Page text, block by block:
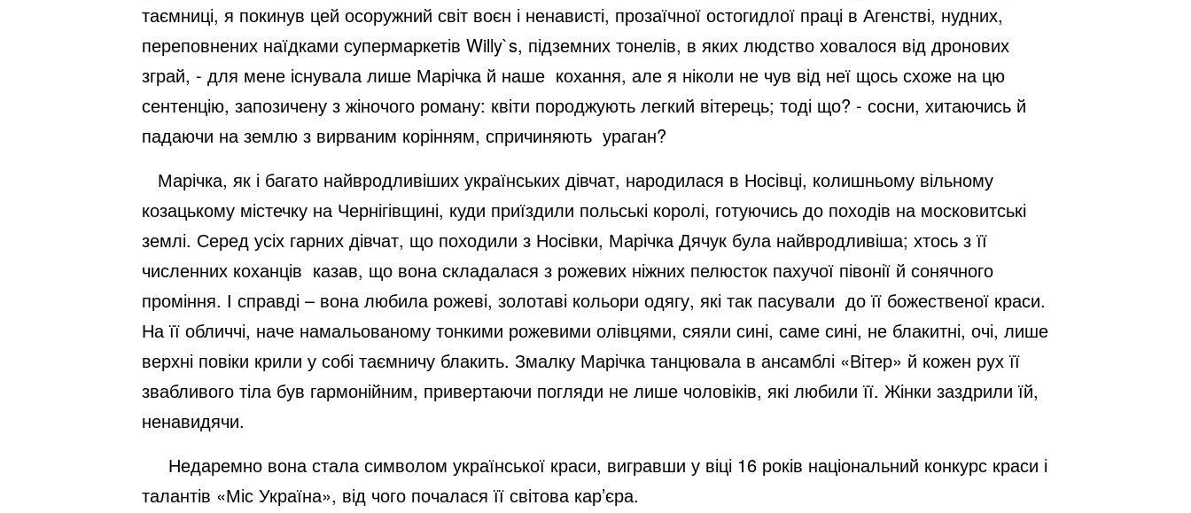
таємниці, я покинув цей осоружний світ воєн і ненависті, прозаїчної остогидлої праці в Агенстві, нудних,
переповнених наїдками супермаркетів Willy`s, підземних тонелів, в яких людство ховалося від дронових
зграй, - для мене існувала лише Марічка й наше кохання, але я ніколи не чув від неї щось схоже на цю
сентенцію, запозичену з жіночого роману: квіти породжують легкий вітерець; тоді що? - сосни, хитаючись й
падаючи на землю з вирваним корінням, спричиняють ураган?
Марічка, як і багато найвродливіших українських дівчат, народилася в Носівці, колишньому вільному
козацькому містечку на Чернігівщині, куди приїздили польські королі, готуючись до походів на московитські
землі. Серед усіх гарних дівчат, що походили з Носівки, Марічка Дячук була найвродливіша; хтось з її
численних коханців казав, що вона складалася з рожевих ніжних пелюсток пахучої півонії й сонячного
проміння. І справді – вона любила рожеві, золотаві кольори одягу, які так пасували до її божественої краси.
На її обличчі, наче намальованому тонкими рожевими олівцями, сяяли сині, саме сині, не блакитні, очі, лише
верхні повіки крили у собі таємничу блакить. Змалку Марічка танцювала в ансамблі «Вітер» й кожен рух її
звабливого тіла був гармонійним, привертаючи погляди не лише чоловіків, які любили її. Жінки заздрили їй,
ненавидячи.
Недаремно вона стала символом української краси, вигравши у віці 16 років національний конкурс краси і
талантів «Міс Україна», від чого почалася її світова кар’єра.